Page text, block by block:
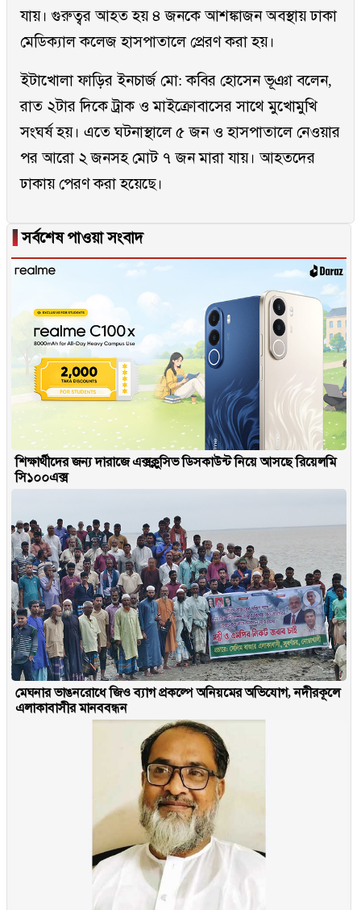
যায়। গুরুত্বর আহত হয় ৪ জনকে আশঙ্কাজন অবস্থায় ঢাকা
মেডিক্যাল কলেজ হাসপাতালে প্রেরণ করা হয়।
ইটাখোলা ফাড়ির ইনচার্জ মো: কবির হোসেন ভূঞা বলেন,
রাত ২টার দিকে ট্রাক ও মাইক্রোবাসের সাথে মুখোমুখি
সংঘর্ষ হয়। এতে ঘটনাস্থালে ৫ জন ও হাসপাতালে নেওয়ার
পর আরো ২ জনসহ মোট ৭ জন মারা যায়। আহতদের
ঢাকায় পেরণ করা হয়েছে।
▐সর্বশেষ পাওয়া সংবাদ
শিক্ষার্থীদের জন্য দারাজে এক্সক্লুসিভ ডিসকাউন্ট নিয়ে আসছে রিয়েলমি
সি১০০এক্স
মেঘনার ভাঙনরোধে জিও ব্যাগ প্রকল্পে অনিয়মের অভিযোগ, নদীরকূলে
এলাকাবাসীর মানববন্ধন